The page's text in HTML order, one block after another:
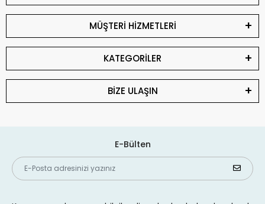
MÜŞTERİ HİZMETLERİ
KATEGORİLER
BİZE ULAŞIN
E-Bülten